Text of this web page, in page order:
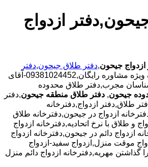
ازدواج
ازدواج جیحون,دفتر طلاق جیحون,دفتر
با تخفیف ویژه مشاوره رایگان,09381024452-آقای
مجرب,دفتر طلاق محدوده
جیحون, دفتر طلاق منطقه جیحون,دفتر
طلاق,دفتر ازدواج,دفترخانه
ازدواج در جیحون,دفترخانه طلاق
و طلاق با نرخ اتحادیه,دفترخانه ازدواج
ازدواج دائم در جیحون,دفترخانه ازدواج
موقت منزل,ازدواج سفید-ازدواج
گذاشتن مهریه,دفترخانه ازدواج دائم منزل